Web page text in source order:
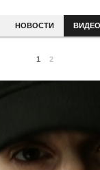
НОВОСТИ ВИДЕО
1 2